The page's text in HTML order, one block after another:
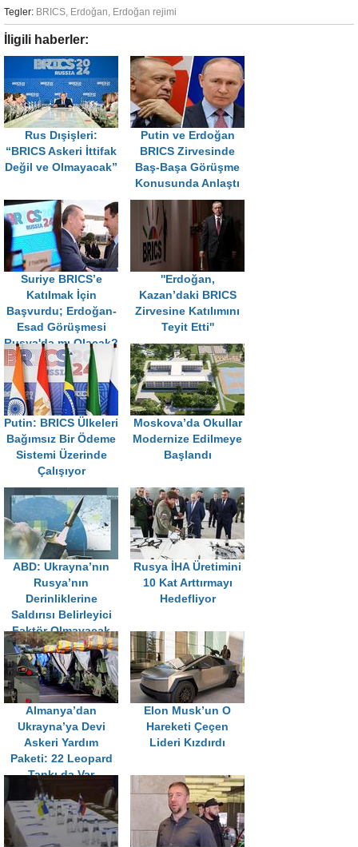
Tegler: BRICS, Erdoğan, Erdoğan rejimi
İligili haberler:
Rus Dışişleri:
“BRICS Askeri İttifak
Değil ve Olmayacak”
Putin ve Erdoğan
BRICS Zirvesinde
Baş-Başa Görüşme
Konusunda Anlaştı
Suriye BRICS’e
Katılmak İçin
Başvurdu; Erdoğan-
Esad Görüşmesi
Rusya'da mı Olacak?
''Erdoğan,
Kazan’daki BRICS
Zirvesine Katılımını
Teyit Etti''
Putin: BRICS Ülkeleri
Bağımsız Bir Ödeme
Sistemi Üzerinde
Çalışıyor
Moskova’da Okullar
Modernize Edilmeye
Başlandı
ABD: Ukrayna’nın
Rusya’nın
Derinliklerine
Saldırısı Belirleyici
Faktör Olmayacak
Rusya İHA Üretimini
10 Kat Arttırmayı
Hedefliyor
Almanya’dan
Ukrayna’ya Devi
Askeri Yardım
Paketi: 22 Leopard
Tankı da Var
Elon Musk’un O
Hareketi Çeçen
Lideri Kızdırdı